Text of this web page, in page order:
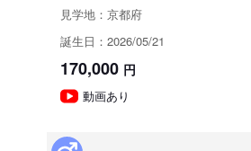
見学地：京都府
誕生日：2026/05/21
170,000 円
動画あり